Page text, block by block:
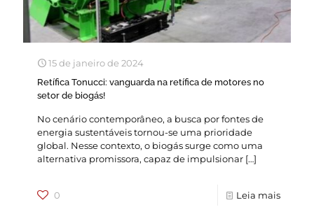
15 de janeiro de 2024
Retífica Tonucci: vanguarda na retífica de motores no
setor de biogás!
No cenário contemporâneo, a busca por fontes de
energia sustentáveis tornou-se uma prioridade
global. Nesse contexto, o biogás surge como uma
alternativa promissora, capaz de impulsionar […]
0 Leia mais